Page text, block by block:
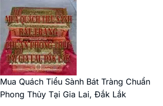
Mua Quách Tiểu Sành Bát Tràng Chuẩn
Phong Thủy Tại Gia Lai, Đắk Lắk